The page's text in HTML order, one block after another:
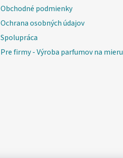
Obchodné podmienky
Ochrana osobných údajov
Spolupráca
Pre firmy - Výroba parfumov na mieru